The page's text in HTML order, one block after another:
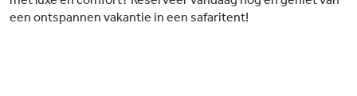
een ontspannen vakantie in een safaritent!